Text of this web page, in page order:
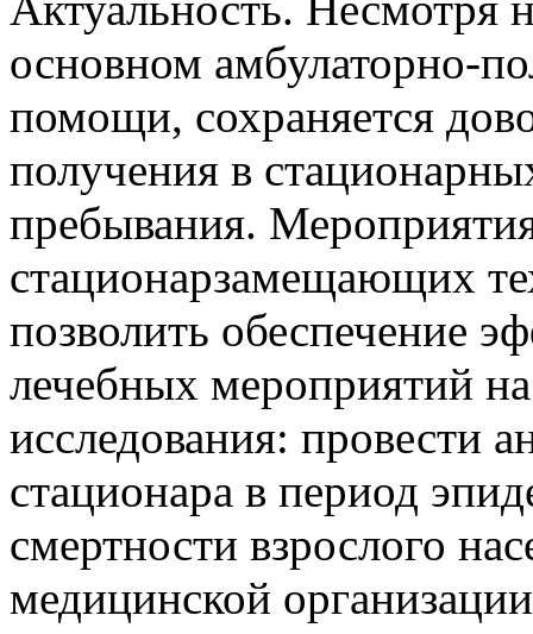
основном амбулаторно-
помощи, сохраняется
получения в
пребывания.
стационарзамещающих
позволить обеспечение
лечебных мероприятий
исследования: провести
стационара в период
смертности взрослого
медицинской